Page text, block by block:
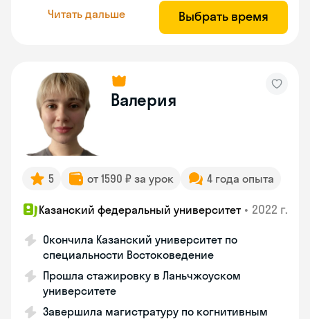
Читать дальше Выбрать время
Валерия
5 от 1590 ₽ за урок 4 года опыта
Казанский федеральный университет • 2022 г.
Окончила Казанский университет по
специальности Востоковедение
Прошла стажировку в Ланьчжоуском
университете
Завершила магистратуру по когнитивным